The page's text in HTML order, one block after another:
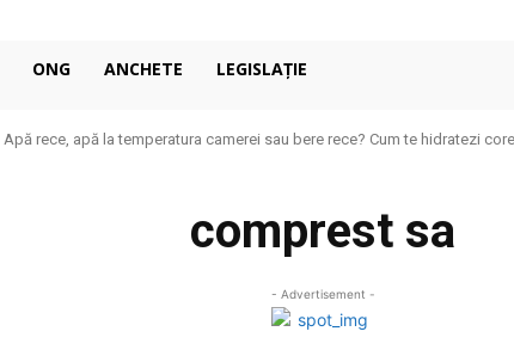
ONG ANCHETE LEGISLAȚIE
Apă rece, apă la temperatura camerei sau bere rece? Cum te hidratezi
comprest sa
- Advertisement -